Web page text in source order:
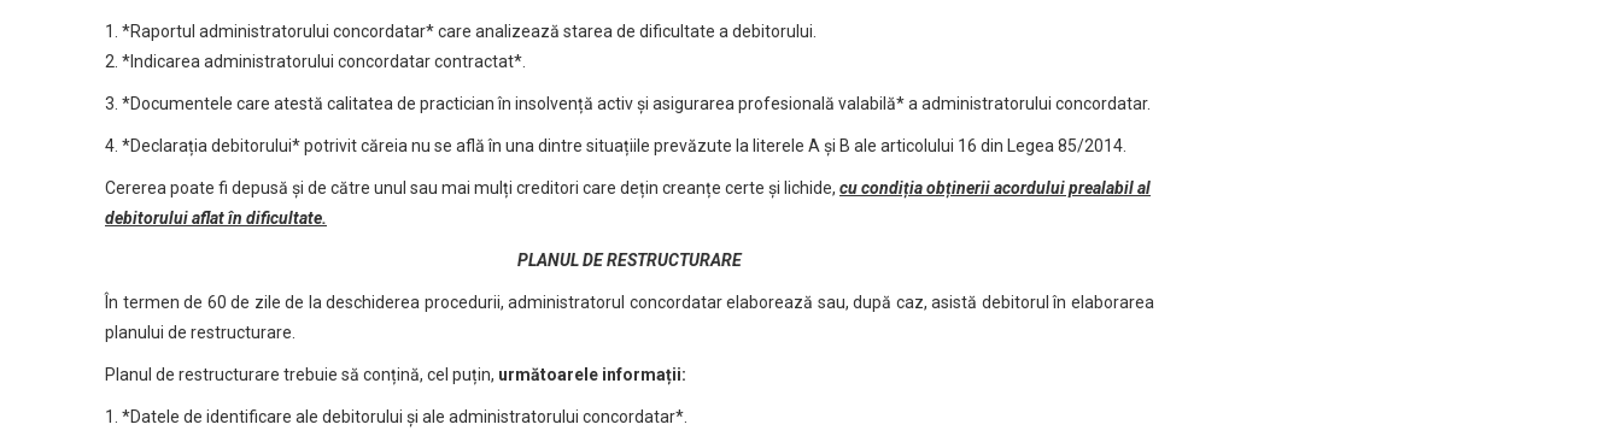
1. *Raportul administratorului concordatar* care analizează starea de dificultate a debitorului.
2. *Indicarea administratorului concordatar contractat*.
3. *Documentele care atestă calitatea de practician în insolvență activ și asigurarea profesională valabilă* a administratorului concordatar.
4. *Declarația debitorului* potrivit căreia nu se află în una dintre situațiile prevăzute la literele A și B ale articolului 16 din Legea 85/2014.
Cererea poate fi depusă și de către unul sau mai mulți creditori care dețin creanțe certe și lichide, cu condiția obținerii acordului prealabil al
debitorului aflat în dificultate.
PLANUL DE RESTRUCTURARE
În termen de 60 de zile de la deschiderea procedurii, administratorul concordatar elaborează sau, după caz, asistă debitorul în elaborarea
planului de restructurare.
Planul de restructurare trebuie să conțină, cel puțin, următoarele informații:
1. *Datele de identificare ale debitorului și ale administratorului concordatar*.